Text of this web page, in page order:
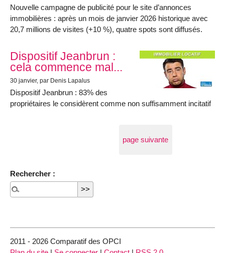
Nouvelle campagne de publicité pour le site d’annonces
immobilières : après un mois de janvier 2026 historique avec
20,7 millions de visites (+10 %), quatre spots sont diffusés.
Dispositif Jeanbrun :
cela commence mal...
30 janvier, par Denis Lapalus
Dispositif Jeanbrun : 83% des
propriétaires le considèrent comme non suffisamment incitatif
page suivante
Rechercher :
2011 - 2026 Comparatif des OPCI